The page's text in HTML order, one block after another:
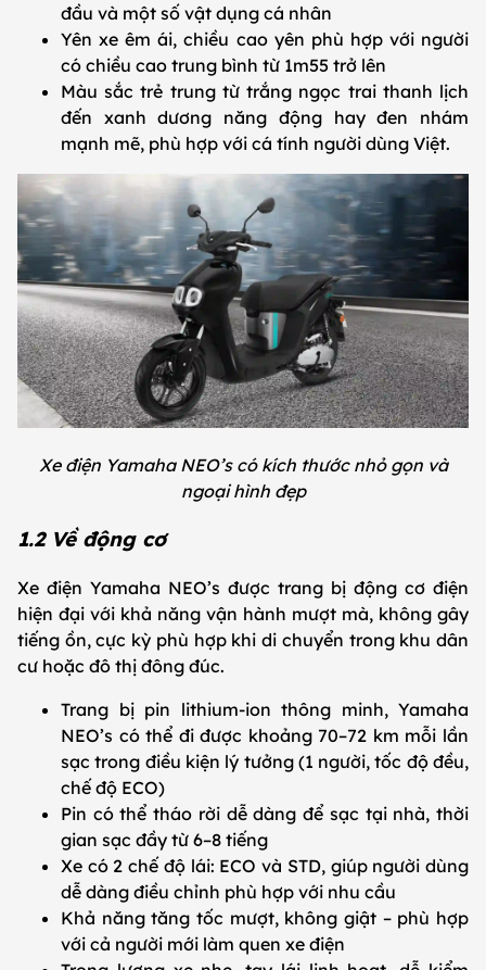
đầu và một số vật dụng cá nhân
Yên xe êm ái, chiều cao yên phù hợp với người
có chiều cao trung bình từ 1m55 trở lên
Màu sắc trẻ trung từ trắng ngọc trai thanh lịch
đến xanh dương năng động hay đen nhám
mạnh mẽ, phù hợp với cá tính người dùng Việt.
Xe điện Yamaha NEO’s có kích thước nhỏ gọn và
ngoại hình đẹp
1.2 Về động cơ
Xe điện Yamaha NEO’s được trang bị động cơ điện
hiện đại với khả năng vận hành mượt mà, không gây
tiếng ồn, cực kỳ phù hợp khi di chuyển trong khu dân
cư hoặc đô thị đông đúc.
Trang bị pin lithium-ion thông minh, Yamaha
NEO’s có thể đi được khoảng 70–72 km mỗi lần
sạc trong điều kiện lý tưởng (1 người, tốc độ đều,
chế độ ECO)
Pin có thể tháo rời dễ dàng để sạc tại nhà, thời
gian sạc đầy từ 6–8 tiếng
Xe có 2 chế độ lái: ECO và STD, giúp người dùng
dễ dàng điều chỉnh phù hợp với nhu cầu
Khả năng tăng tốc mượt, không giật – phù hợp
với cả người mới làm quen xe điện